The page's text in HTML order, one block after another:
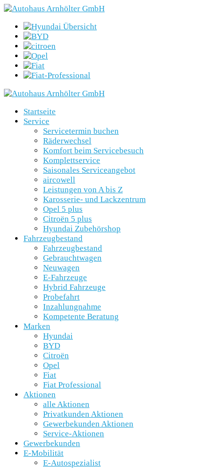
Startseite
Service
Servicetermin buchen
Räderwechsel
Komfort beim Servicebesuch
Komplettservice
Saisonales Serviceangebot
aircowell
Leistungen von A bis Z
Karosserie- und Lackzentrum
Opel 5 plus
Citroën 5 plus
Hyundai Zubehörshop
Fahrzeugbestand
Fahrzeugbestand
Gebrauchtwagen
Neuwagen
E-Fahrzeuge
Hybrid Fahrzeuge
Probefahrt
Inzahlungnahme
Kompetente Beratung
Marken
Hyundai
BYD
Citroën
Opel
Fiat
Fiat Professional
Aktionen
alle Aktionen
Privatkunden Aktionen
Gewerbekunden Aktionen
Service-Aktionen
Gewerbekunden
E-Mobilität
E-Autospezialist